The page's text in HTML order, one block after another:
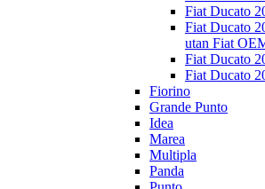
Fiat Ducato
Fiat Ducato
utan Fiat
Fiat Ducato
Fiat Ducato
Fiorino
Grande Punto
Idea
Marea
Multipla
Panda